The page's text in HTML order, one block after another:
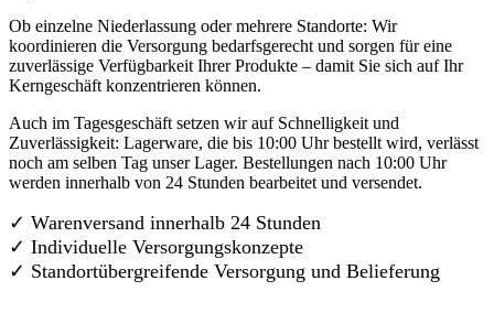
Ob einzelne Niederlassung oder mehrere Standorte: Wir
koordinieren die Versorgung bedarfsgerecht und sorgen für eine
zuverlässige Verfügbarkeit Ihrer Produkte – damit Sie sich auf Ihr
Kerngeschäft konzentrieren können.
Auch im Tagesgeschäft setzen wir auf Schnelligkeit und
Zuverlässigkeit: Lagerware, die bis 10:00 Uhr bestellt wird, verlässt
noch am selben Tag unser Lager. Bestellungen nach 10:00 Uhr
werden innerhalb von 24 Stunden bearbeitet und versendet.
✓ Warenversand innerhalb 24 Stunden
✓ Individuelle Versorgungskonzepte
✓ Standortübergreifende Versorgung und Belieferung